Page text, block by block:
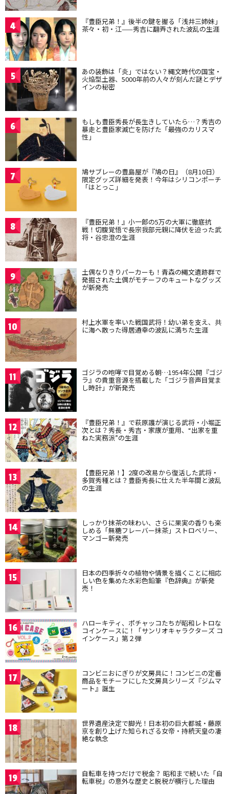
4 『豊臣兄弟！』後半の鍵を握る「浅井三姉妹」
茶々・初・江——秀吉に翻弄された波乱の生涯
5 あの装飾は「炎」ではない？縄文時代の国宝・
火焔型土器、5000年前の人々が刻んだ謎とデザ
インの秘密
6 もしも豊臣秀長が長生きしていたら…？秀吉の
暴走と豊臣家滅亡を防げた「最強のカリスマ
性」
7 鳩サブレーの豊島屋が『鳩の日』（8月10日）
限定グッズ詳細を発表！今年はシリコンポーチ
「はとっこ」
8 『豊臣兄弟！』小一郎の5万の大軍に徹底抗
戦！切腹覚悟で長宗我部元親に降伏を迫った武
将・谷忠澄の生涯
9 土偶なりきりパーカーも！青森の縄文遺跡群で
発掘された土偶がモチーフのキュートなグッズ
が新発売
10 村上水軍を率いた戦国武将！幼い弟を支え、共
に海へ散った得居通幸の波乱に満ちた生涯
11 ゴジラの咆哮で目覚める朝…1954年公開『ゴジ
ラ』の貴重音源を搭載した「ゴジラ音声目覚ま
し時計」が新発売
12 『豊臣兄弟！』で萩原護が演じる武将・小堀正
次とは？秀長・秀吉・家康が重用、“出家を重
ねた実務派”の生涯
13 【豊臣兄弟！】2度の改易から復活した武将・
多賀秀種とは？豊臣秀長に仕えた半年間と波乱
の生涯
14 しっかり抹茶の味わい、さらに果実の香りも楽
しめる「無糖フレーバー抹茶」ストロベリー、
マンゴー新発売
15 日本の四季折々の植物や情景を描くことに相応
しい色を集めた水彩色鉛筆『色辞典』が新発
売！
16 ハローキティ、ポチャッコたちが昭和レトロな
コインケースに！「サンリオキャラクターズ コ
インケース」第２弾
17 コンビニおにぎりが文房具に！コンビニの定番
商品をモチーフにした文房具シリーズ『ジムマ
ート』誕生
18 世界遺産決定で脚光！日本初の巨大都城・藤原
京を創り上げた知られざる女帝・持統天皇の凄
絶な執念
19 自転車を持つだけで税金？ 昭和まで続いた「自
転車税」の意外な歴史と脱税が横行した理由